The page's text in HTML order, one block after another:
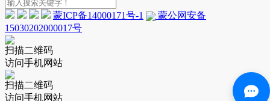
蒙ICP备14000171号-1
蒙公网安备
15030202000017号
扫描二维码
访问手机网站
扫描二维码
访问手机网站